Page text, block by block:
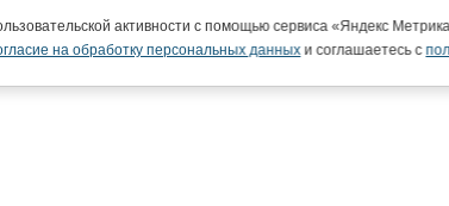
активности с помощью сервиса «Яндекс
на обработку персональных данныхи соглашаетесь с